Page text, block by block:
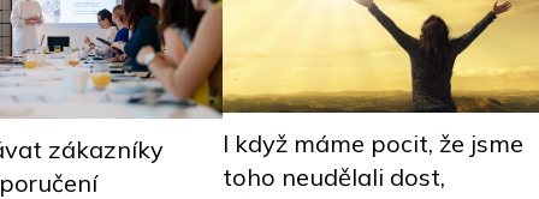
zákazníky
I když máme pocit, že jsme
toho neudělali dost,